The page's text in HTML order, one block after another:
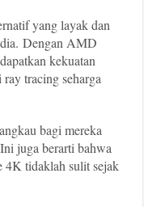
yang layak dan
Dengan AMD
kekuatan
tracing seharga
bagi mereka
juga berarti bahwa
4K tidaklah sulit sejak